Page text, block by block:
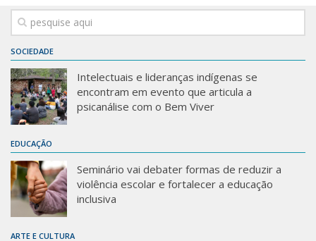
Alfabetização
Contato
Quem somos
Sobre o Portal
SOCIEDADE
Intelectuais e lideranças indígenas se
encontram em evento que articula a
psicanálise com o Bem Viver
EDUCAÇÃO
Seminário vai debater formas de reduzir a
violência escolar e fortalecer a educação
inclusiva
ARTE E CULTURA